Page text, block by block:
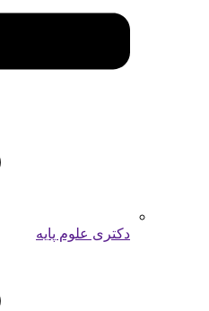
دکتری علوم پایه